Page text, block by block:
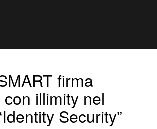
firma
illimity nel
Security”